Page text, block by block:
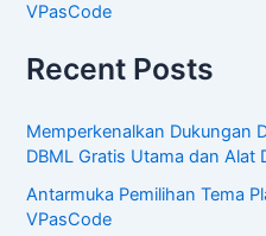
VPasCode
Recent Posts
Memperkenalkan Dukungan
DBML Gratis Utama dan Alat
Antarmuka Pemilihan Tema
VPasCode